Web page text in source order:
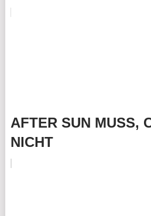
AFTER SUN MUSS,
NICHT